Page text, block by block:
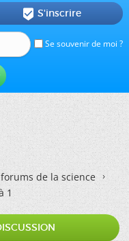
Se souvenir de moi ?
 S'inscrire
de la science
1